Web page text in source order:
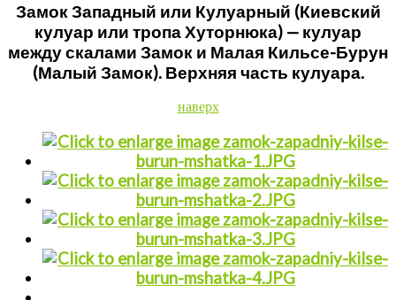
Замок Западный или Кулуарный (Киевский
кулуар или тропа Хуторнюка) — кулуар
между скалами Замок и Малая Кильсе-Бурун
(Малый Замок). Верхняя часть кулуара.
наверх